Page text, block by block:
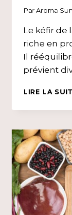
ParAroma
Le kéfir de
riche en
Il
prévient
LIRE LA